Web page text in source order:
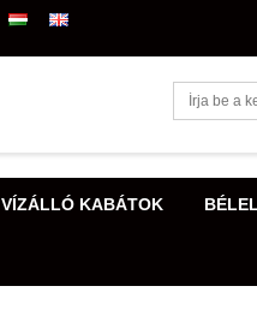
VÍZÁLLÓ KABÁTOK